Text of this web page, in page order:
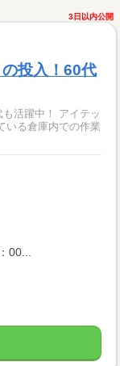
3日以内公開
投入！60代
00...